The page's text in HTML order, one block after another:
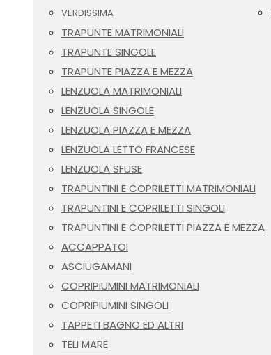
VERDISSIMA
TRAPUNTE MATRIMONIALI
TRAPUNTE SINGOLE
TRAPUNTE PIAZZA E MEZZA
LENZUOLA MATRIMONIALI
LENZUOLA SINGOLE
LENZUOLA PIAZZA E MEZZA
LENZUOLA LETTO FRANCESE
LENZUOLA SFUSE
TRAPUNTINI E COPRILETTI MATRIMONIALI
TRAPUNTINI E COPRILETTI SINGOLI
TRAPUNTINI E COPRILETTI PIAZZA E MEZZA
ACCAPPATOI
ASCIUGAMANI
COPRIPIUMINI MATRIMONIALI
COPRIPIUMINI SINGOLI
TAPPETI BAGNO ED ALTRI
TELI MARE